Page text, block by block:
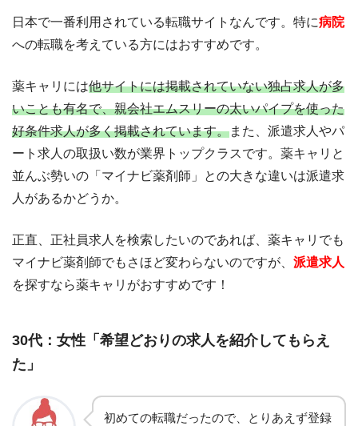
日本で一番利用されている転職サイトなんです。特に病院
への転職を考えている方にはおすすめです。
薬キャリには他サイトには掲載されていない独占求人が多
いことも有名で、親会社エムスリーの太いパイプを使った
好条件求人が多く掲載されています。また、派遣求人やパ
ート求人の取扱い数が業界トップクラスです。薬キャリと
並んぶ勢いの「マイナビ薬剤師」との大きな違いは派遣求
人があるかどうか。
正直、正社員求人を検索したいのであれば、薬キャリでも
マイナビ薬剤師でもさほど変わらないのですが、 派遣求人
を探すなら薬キャリがおすすめです！
30代：女性「希望どおりの求人を紹介してもらえ
た」
初めての転職だったので、とりあえず登録